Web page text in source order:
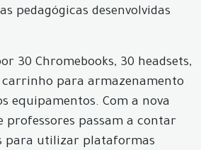
pedagógicas desenvolvidas
30 Chromebooks, 30 headsets,
para armazenamento
equipamentos. Com a nova
professores passam a contar
para utilizar plataformas